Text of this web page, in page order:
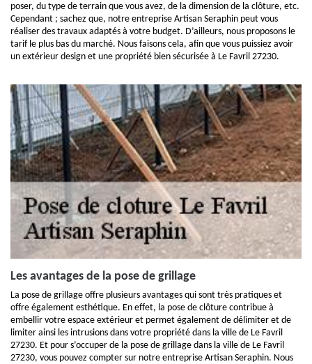
poser, du type de terrain que vous avez, de la dimension de la clôture, etc.
Cependant ; sachez que, notre entreprise Artisan Seraphin peut vous
réaliser des travaux adaptés à votre budget. D’ailleurs, nous proposons le
tarif le plus bas du marché. Nous faisons cela, afin que vous puissiez avoir
un extérieur design et une propriété bien sécurisée à Le Favril 27230.
Les avantages de la pose de grillage
La pose de grillage offre plusieurs avantages qui sont très pratiques et
offre également esthétique. En effet, la pose de clôture contribue à
embellir votre espace extérieur et permet également de délimiter et de
limiter ainsi les intrusions dans votre propriété dans la ville de Le Favril
27230. Et pour s’occuper de la pose de grillage dans la ville de Le Favril
27230, vous pouvez compter sur notre entreprise Artisan Seraphin. Nous